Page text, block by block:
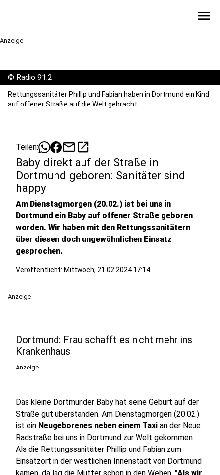
menu
Anzeige
© Radio 91.2
Rettungssanitäter Phillip und Fabian haben in Dortmund ein Kind
auf offener Straße auf die Welt gebracht.
Teilen: mailopen_in_new
Baby direkt auf der Straße in
Dortmund geboren: Sanitäter sind
happy
Am Dienstagmorgen (20.02.) ist bei uns in
Dortmund ein Baby auf offener Straße geboren
worden. Wir haben mit den Rettungssanitätern
über diesen doch ungewöhnlichen Einsatz
gesprochen.
Veröffentlicht: Mittwoch, 21.02.2024 17:14
Anzeige
Dortmund: Frau schafft es nicht mehr ins
Krankenhaus
Anzeige
Das kleine Dortmunder Baby hat seine Geburt auf der
Straße gut überstanden. Am Dienstagmorgen (20.02.)
ist ein Neugeborenes neben einem Taxi an der Neue
Radstraße bei uns in Dortmund zur Welt gekommen.
Als die Rettungssanitäter Phillip und Fabian zum
Einsatzort in der westlichen Innenstadt von Dortmund
kamen, da lag die Mutter schon in den Wehen. "Als wir